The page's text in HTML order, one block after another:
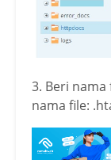
3. Beri
nama file: